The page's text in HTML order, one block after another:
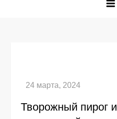
Творожный пирог